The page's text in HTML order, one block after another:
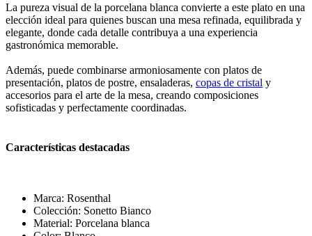
La pureza visual de la porcelana blanca convierte a este plato en una
elección ideal para quienes buscan una mesa refinada, equilibrada y
elegante, donde cada detalle contribuya a una experiencia
gastronómica memorable.
Además, puede combinarse armoniosamente con platos de
presentación, platos de postre, ensaladeras, copas de cristal y
accesorios para el arte de la mesa, creando composiciones
sofisticadas y perfectamente coordinadas.
Características destacadas
Marca: Rosenthal
Colección: Sonetto Bianco
Material: Porcelana blanca